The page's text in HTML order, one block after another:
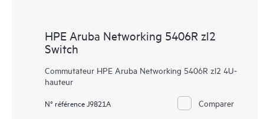
HPE Aruba Networking 5406R zl2
Switch
Commutateur HPE Aruba Networking 5406R zl2 4U-
hauteur
N° référence J9821A Comparer